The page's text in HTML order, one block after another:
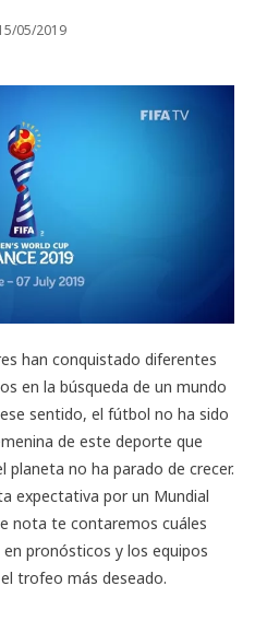
05/2019
han conquistado diferentes
en la búsqueda de un mundo
sentido, el fútbol no ha sido
de este deporte que
no ha parado de crecer.
expectativa por un Mundial
nota te contaremos cuáles
pronósticos y los equipos
trofeo más deseado.